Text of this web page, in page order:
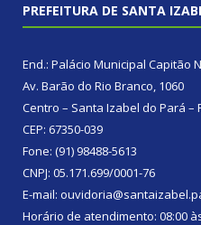
PREFEITURA DE SANTA
End.: Palácio Municipal Capitão
Av. Barão do Rio Branco, 1060
Centro – Santa Izabel do Pará –
CEP: 67350-039
Fone: (91) 98488-5613
CNPJ: 05.171.699/0001-76
E-mail:
Horário de atendimento: 08:00